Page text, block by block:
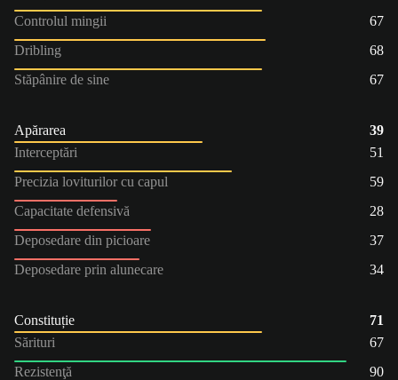
Controlul mingii
67
Dribling
68
Stăpânire de sine
67
Apărarea
39
Interceptări
51
Precizia loviturilor cu capul
59
Capacitate defensivă
28
Deposedare din picioare
37
Deposedare prin alunecare
34
Constituție
71
Sărituri
67
Rezistenţă
90